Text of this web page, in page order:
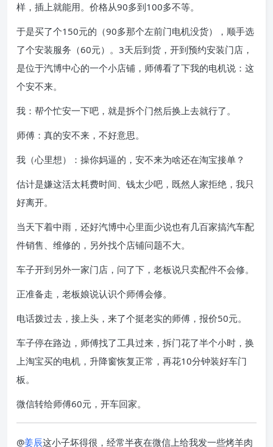
样，插上就能用。价格从90多到100多不等。
于是买了个150元的（90多那个左前门电机没货），顺手选
了个安装服务（60元）。3天后到货，开到预约安装门店，
是位于汽博中心的一个小店铺，师傅看了下我的电机说：这
个安不来。
我：帮个忙安一下吧，就是拆个门然后换上去就行了。
师傅：真的安不来，不好意思。
我（心里想）：操你妈逼的，安不来为啥还在淘宝接单？
估计是嫌这活太耗费时间、钱太少吧，既然人家拒绝，我只
好离开。
当天下着中雨，还好汽博中心里面少说也有几百家搞汽车配
件销售、维修的，另外找个店铺问题不大。
车子开到另外一家门店，问了下，老板说只卖配件不会修。
正准备走，老板娘说认识个师傅会修。
电话拨过去，接上头，来了个挺老实的师傅，报价50元。
车子停在路边，师傅找了工具过来，拆门花了半个小时，换
上淘宝买的电机，升降窗恢复正常，再花10分钟装好车门
板。
微信转给师傅60元，开车回家。
@姜辰这小子坏得很，经常半夜在微信上给我发一些烤羊肉